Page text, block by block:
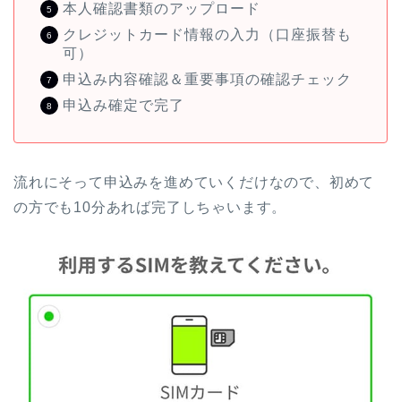
本人確認書類のアップロード
クレジットカード情報の入力（口座振替も
可）
申込み内容確認＆重要事項の確認チェック
申込み確定で完了
流れにそって申込みを進めていくだけなので、初めて
の方でも10分あれば完了しちゃいます。